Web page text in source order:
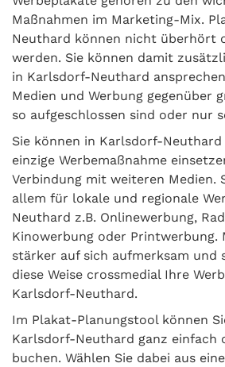
Maßnahmen im Marketing-Mix.
Neuthard können nicht überhört
werden. Sie können damit
in Karlsdorf-Neuthard
Medien und Werbung gegenüber
so aufgeschlossen sind oder nur
Sie können in Karlsdorf-
einzige Werbemaßnahme
Verbindung mit weiteren Medien.
allem für lokale und regionale
Neuthard z.B. Onlinewerbung,
Kinowerbung oder Printwerbung.
stärker auf sich aufmerksam und
diese Weise crossmedial Ihre
Karlsdorf-Neuthard.
Im Plakat-Planungstool können
Karlsdorf-Neuthard ganz einfach
buchen. Wählen Sie dabei aus